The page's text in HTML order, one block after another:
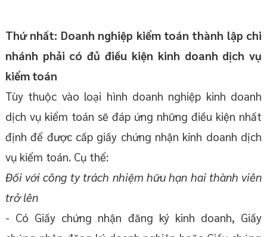
Thứ nhất: Doanh nghiệp kiểm toán thành lập chi
nhánh phải có đủ điều kiện kinh doanh dịch vụ
kiểm toán
Tùy thuộc vào loại hình doanh nghiệp kinh doanh
dịch vụ kiểm toán sẽ đáp ứng những điều kiện nhất
định để được cấp giấy chứng nhận kinh doanh dịch
vụ kiểm toán. Cụ thể:
Đối với công ty trách nhiệm hữu hạn hai thành viên
trở lên
- Có Giấy chứng nhận đăng ký kinh doanh, Giấy